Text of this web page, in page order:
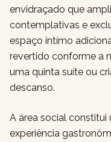
envidraçado que
contemplativas e
espaço intímo
revertido conforme a
uma quinta suíte ou
descanso.
A área social
experiência